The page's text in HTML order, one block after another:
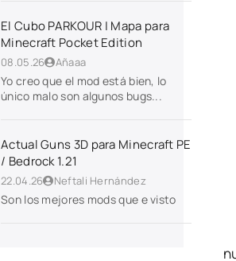
El Cubo PARKOUR | Mapa para
Minecraft Pocket Edition
08.05.26 Añaaa
Yo creo que el mod está bien, lo
único malo son algunos bugs...
Actual Guns 3D para Minecraft PE
/ Bedrock 1.21
22.04.26 Neftali Hernández
Son los mejores mods que e visto